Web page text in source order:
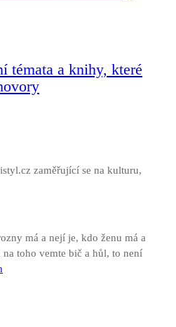
témata a knihy, které
zaměřující se na kulturu,
má a nejí je, kdo ženu má a
toho vemte bič a hůl, to není